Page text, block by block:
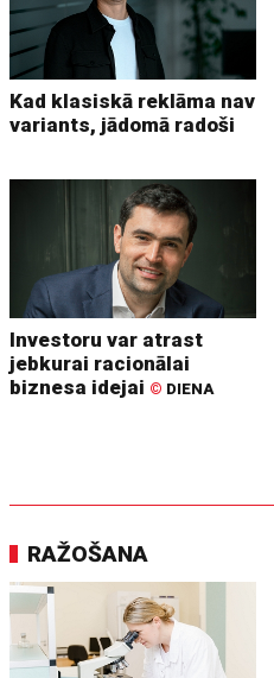
Kad klasiskā reklāma nav
variants, jādomā radoši
Investoru var atrast
jebkurai racionālai
biznesa idejai © DIENA
RAŽOŠANA